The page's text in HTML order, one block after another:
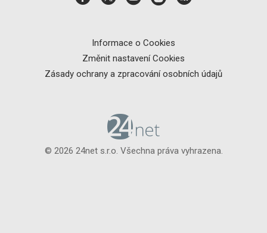
Informace o Cookies
Změnit nastavení Cookies
Zásady ochrany a zpracování osobních údajů
© 2026 24net s.r.o. Všechna práva vyhrazena.